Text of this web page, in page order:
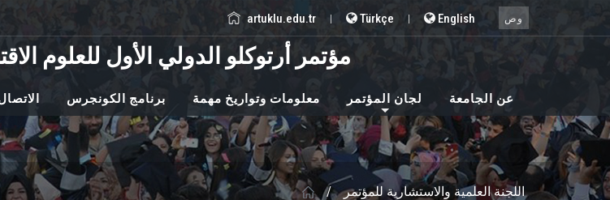
artuklu.edu.tr | Türkçe | English وص
مؤتمر أرتوكلو الدولي الأول للعلوم
برنامج الكونجرس معلومات وتواريخ مهمة لجان المؤتمر عن الجامعة
/ اللجنة العلمية والاستشارية للمؤتمر